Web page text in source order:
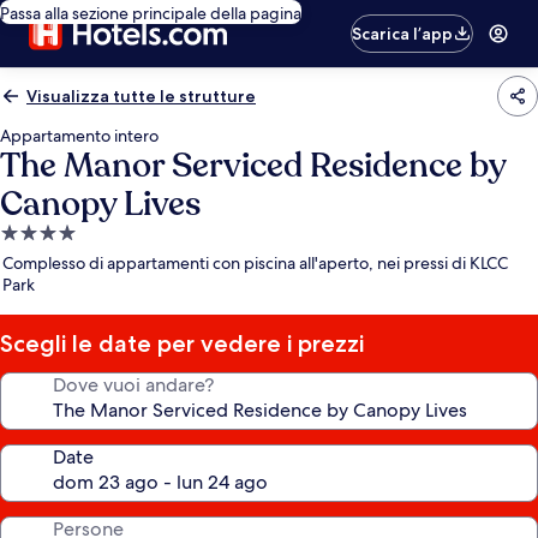
Passa alla sezione principale della pagina
Scarica l’app
Visualizza tutte le strutture
Appartamento intero
The Manor Serviced Residence by
Canopy Lives
Struttura
a
4.0
stelle
Complesso di appartamenti con piscina all'aperto, nei pressi di KLCC
Park
Scegli le date per vedere i prezzi
Dove vuoi andare?
Date
Persone